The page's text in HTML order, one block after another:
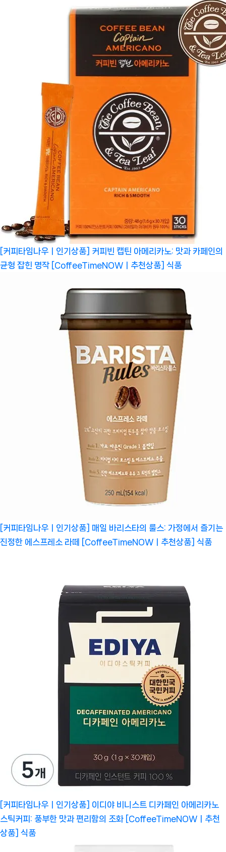
[커피타임나우ㅣ인기상품] 커피빈 캡틴 아메리카노: 맛과 카페인의
균형 잡힌 명작 [CoffeeTimeNOWㅣ추천상품] 식품
[커피타임나우ㅣ인기상품] 매일 바리스타의 룰스: 가정에서 즐기는
진정한 에스프레소 라떼 [CoffeeTimeNOWㅣ추천상품] 식품
[커피타임나우ㅣ인기상품] 이디야 비니스트 디카페인 아메리카노
스틱커피: 풍부한 맛과 편리함의 조화 [CoffeeTimeNOWㅣ추천
상품] 식품